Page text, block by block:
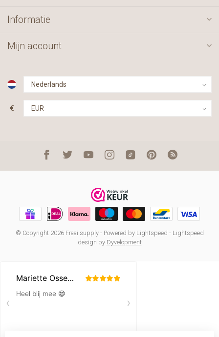
Informatie
Mijn account
€
© Copyright 2026 Fraai supply- Powered by Lightspeed - Lightspeed
design by Dyvelopment